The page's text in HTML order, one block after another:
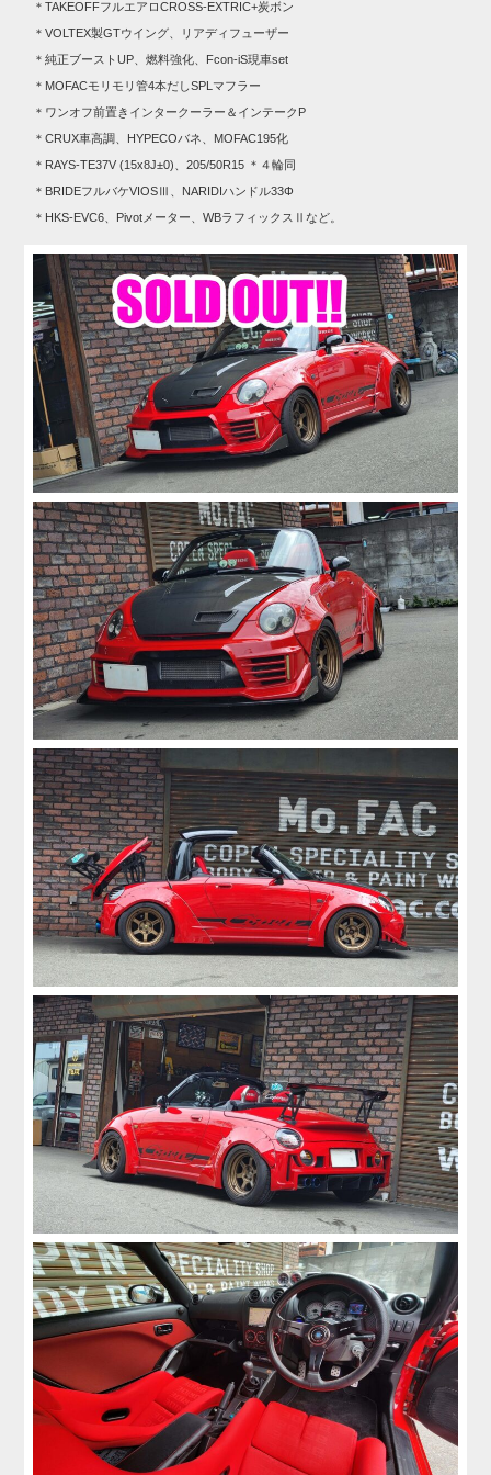
＊TAKEOFFフルエアロCROSS-EXTRIC+炭ボン
＊VOLTEX製GTウイング、リアディフューザー
＊純正ブーストUP、燃料強化、Fcon-iS現車set
＊MOFACモリモリ管4本だしSPLマフラー
＊ワンオフ前置きインタークーラー＆インテークP
＊CRUX車高調、HYPECOバネ、MOFAC195化
＊RAYS-TE37V (15x8J±0)、205/50R15 ＊４輪同
＊BRIDEフルバケVIOSⅢ、NARIDIハンドル33Φ
＊HKS-EVC6、Pivotメーター、WBラフィックスⅡなど。